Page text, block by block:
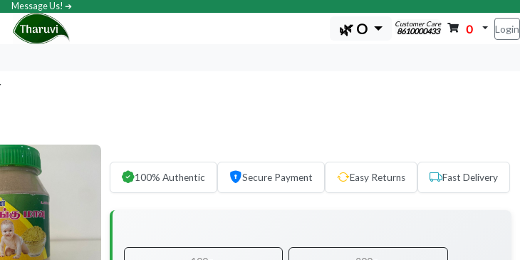
Message Us! ➔
🌿 O Customer Care
8610000433 0 Login
100% Authentic Secure Payment Easy Returns Fast Delivery